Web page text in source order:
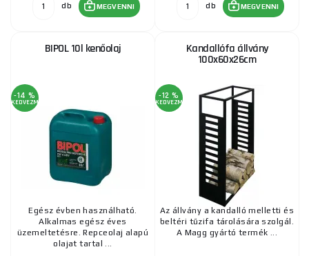
db MEGVENNI db MEGVENNI
BIPOL 10l kenőolaj
-14 %
KEDVEZMÉNY
Egész évben használható.
Alkalmas egész éves
üzemeltetésre. Repceolaj alapú
olajat tartal ...
Kandallófa állvány
100x60x26cm
-12 %
KEDVEZMÉNY
Az állvány a kandalló melletti és
beltéri tűzifa tárolására szolgál.
A Magg gyártó termék ...